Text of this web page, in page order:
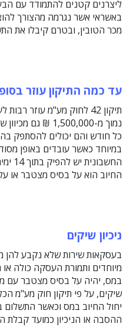
ליצרנים קטנים להתמודד עם
באשראי אשר נגרמה מהצורך
מכר הטובין, ובטרם קיבלו את
עד כמה התיקון עוזר
תיקון 42 לחוק מע"מ
נמוך מ-1,500,000
כל חודש והם יכולים להסתפק
במיוחד כאשר עובדים באופן
החיוב הוא על בסיס מצטבר או
ניכיון שיקים
בעסקאות שירות שלא נקבע להן
מיוחדים ותמורת העסקה כולה
במס, יהיה על בסיס מצטבר עם
שיקים, על פי תיקון חוק מע"מ
יחול החיוב במס וכאשר התשלום
ההסבה או הניכיון כמועד קבלת